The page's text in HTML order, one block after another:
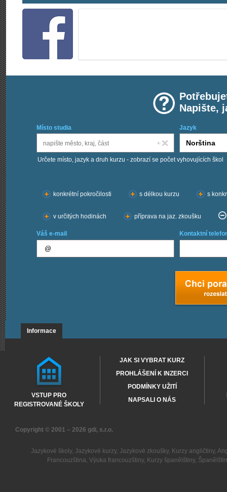
Napište,
Místo studia Jazyk
Určete místo, jazyk a druh kurzu - zobrazí se počet vyhovujících škol
konkrétní pokročilosti
s délkou kurzu s
v určitých hodinách příprava na jaz. zkoušku
Váš e-mail Kontaktní
Informace
VSTUP PRO
REGISTROVANÉ ŠKOLY
JAK SI VYBRAT KURZ
PROHLÁŠENÍ K INZERCI
PODMÍNKY UŽITÍ
NAPSALI O NÁS
Copyright © 2001 – 2026 gdi, s.r.o.
Jazykové školy, Jazykové kurzy, Jazykové zkoušky, Kurzy angličtiny,
Francouzština,Výuka francouzštiny, Kurzy španělštiny,